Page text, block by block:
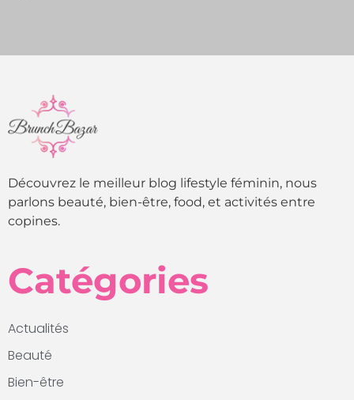
Découvrez le meilleur blog lifestyle féminin, nous
parlons beauté, bien-être, food, et activités entre
copines.
Catégories
Actualités
Beauté
Bien-être